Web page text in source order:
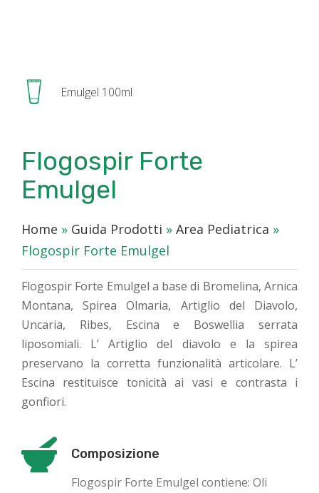
Emulgel 100ml
Flogospir Forte
Emulgel
Home » Guida Prodotti » Area Pediatrica »
Flogospir Forte Emulgel
Flogospir Forte Emulgel a base di Bromelina, Arnica
Montana, Spirea Olmaria, Artiglio del Diavolo,
Uncaria, Ribes, Escina e Boswellia serrata
liposomiali. L’ Artiglio del diavolo e la spirea
preservano la corretta funzionalità articolare. L’
Escina restituisce tonicità ai vasi e contrasta i
gonfiori.
Composizione
Flogospir Forte Emulgel contiene: Oli